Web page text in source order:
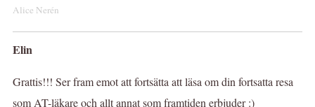
Alice Nerén
Elin
Grattis!!! Ser fram emot att fortsätta att läsa om din fortsatta resa
som AT-läkare och allt annat som framtiden erbjuder :)